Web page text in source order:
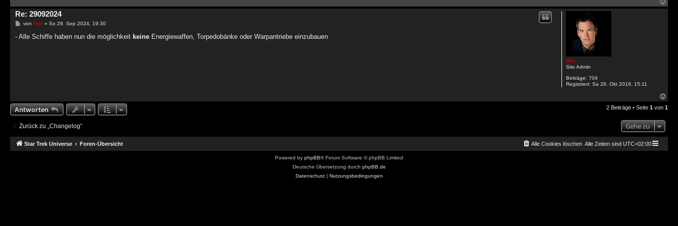
Hux
Site Admin
Beiträge: 704
Registriert: Sa 26. Okt 2019, 15:11
Re: 29092024
Beitrag
von Hux » So 29. Sep 2024, 19:30
- Alle Schiffe haben nun die möglichkeit keine Energiewaffen, Torpedobänke oder Warpantriebe einzubauen
Antworten 2 Beiträge • Seite 1 von 1
Zurück zu „Changelog“ Gehe zu
Star Trek Universe Foren-Übersicht Alle Zeiten sind UTC+02:00
Alle Cookies löschen
Powered by phpBB® Forum Software © phpBB Limited
Deutsche Übersetzung durch phpBB.de
Datenschutz| Nutzungsbedingungen